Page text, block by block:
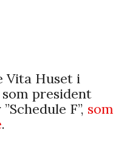
Vita Huset i
som president
F”, som
.